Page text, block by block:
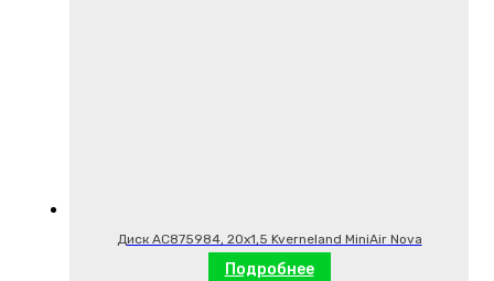
Диск AC875984, 20х1,5 Kverneland MiniAir Nova
Подробнее